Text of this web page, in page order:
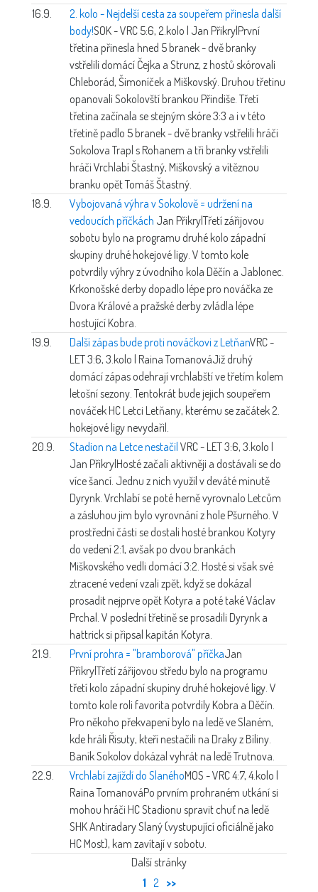
16.9.
2. kolo - Nejdelší cesta za soupeřem přinesla další
body!SOK - VRC 5:6, 2.kolo | Jan PřikrylPrvní
třetina přinesla hned 5 branek - dvě branky
vstřelili domácí Čejka a Strunz, z hostů skórovali
Chleborád, Šimoníček a Miškovský. Druhou třetinu
opanovali Sokolovští brankou Přindiše. Třetí
třetina začínala se stejným skóre 3:3 a i v této
třetině padlo 5 branek - dvě branky vstřelili hráči
Sokolova Trapl s Rohanem a tři branky vstřelili
hráči Vrchlabí Štastný, Miškovský a vítěznou
branku opět Tomáš Štastný.
18.9.
Vybojovaná výhra v Sokolově = udržení na
vedoucích příčkách Jan PřikrylTřetí zářijovou
sobotu bylo na programu druhé kolo západní
skupiny druhé hokejové ligy. V tomto kole
potvrdily výhry z úvodního kola Děčín a Jablonec.
Krkonošské derby dopadlo lépe pro nováčka ze
Dvora Králové a pražské derby zvládla lépe
hostující Kobra.
19.9.
Další zápas bude proti nováčkovi z LetňanVRC -
LET 3:6, 3.kolo | Raina TomanováJiž druhý
domácí zápas odehrají vrchlabští ve třetím kolem
letošní sezony. Tentokrát bude jejich soupeřem
nováček HC Letci Letňany, kterému se začátek 2.
hokejové ligy nevydařil.
20.9.
Stadion na Letce nestačil VRC - LET 3:6, 3.kolo |
Jan PřikrylHosté začali aktivněji a dostávali se do
více šancí. Jednu z nich využil v deváté minutě
Dyrynk. Vrchlabí se poté herně vyrovnalo Letcům
a zásluhou jim bylo vyrovnání z hole Pšurného. V
prostřední části se dostali hosté brankou Kotyry
do vedení 2:1, avšak po dvou brankách
Miškovského vedli domácí 3:2. Hosté si však své
ztracené vedení vzali zpět, když se dokázal
prosadit nejprve opět Kotyra a poté také Václav
Prchal. V poslední třetině se prosadili Dyrynk a
hattrick si připsal kapitán Kotyra.
21.9.
První prohra = "bramborová" příčkaJan
PřikrylTřetí zářijovou středu bylo na programu
třetí kolo západní skupiny druhé hokejové ligy. V
tomto kole roli favorita potvrdily Kobra a Děčín.
Pro někoho překvapení bylo na ledě ve Slaném,
kde hráli Řisuty, kteří nestačili na Draky z Bíliny.
Baník Sokolov dokázal vyhrát na ledě Trutnova.
22.9.
Vrchlabí zajíždí do SlanéhoMOS - VRC 4:7, 4.kolo |
Raina TomanováPo prvním prohraném utkání si
mohou hráči HC Stadionu spravit chuť na ledě
SHK Antiradary Slaný (vystupující oficiálně jako
HC Most), kam zavítají v sobotu.
Další stránky
1 2 >>